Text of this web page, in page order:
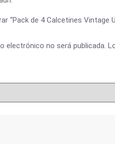
“Pack de 4 Calcetines Vintage
electrónico no será publicada.